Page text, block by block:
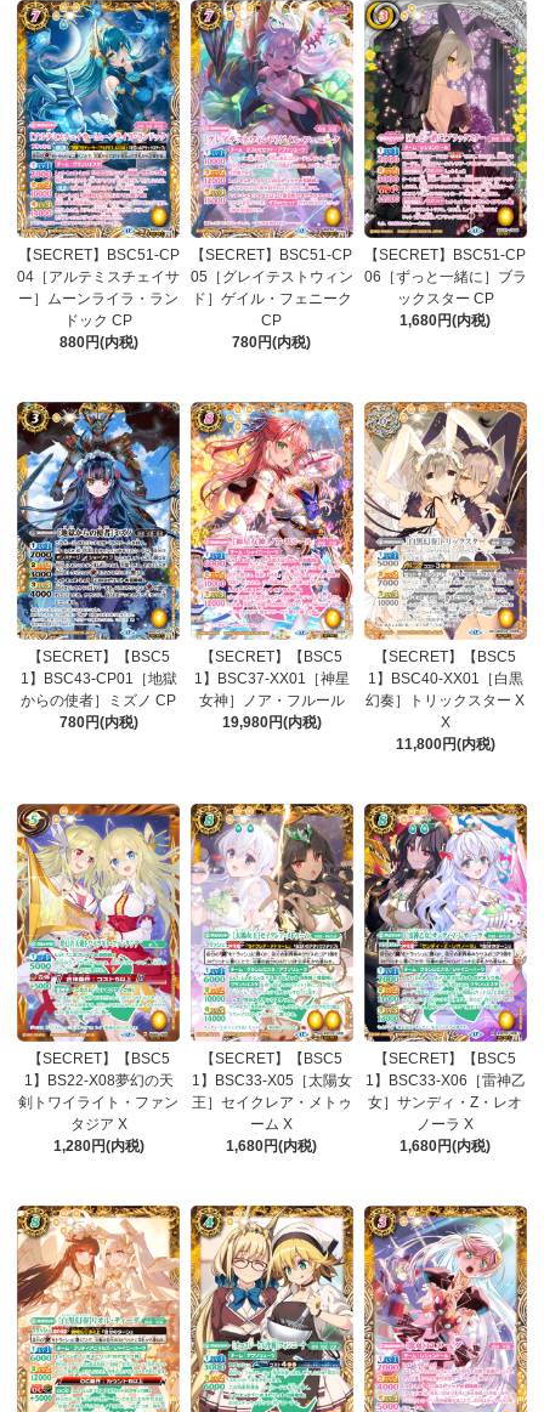
【SECRET】BSC51-CP
04［アルテミスチェイサ
ー］ムーンライラ・ラン
ドック CP
880円(内税)
【SECRET】BSC51-CP
05［グレイテストウィン
ド］ゲイル・フェニーク
CP
780円(内税)
【SECRET】BSC51-CP
06［ずっと一緒に］ブラ
ックスター CP
1,680円(内税)
【SECRET】【BSC5
1】BSC43-CP01［地獄
からの使者］ミズノ CP
780円(内税)
【SECRET】【BSC5
1】BSC37-XX01［神星
女神］ノア・フルール
19,980円(内税)
【SECRET】【BSC5
1】BSC40-XX01［白黒
幻奏］トリックスター X
X
11,800円(内税)
【SECRET】【BSC5
1】BS22-X08夢幻の天
剣トワイライト・ファン
タジア X
1,280円(内税)
【SECRET】【BSC5
1】BSC33-X05［太陽女
王］セイクレア・メトゥ
ーム X
1,680円(内税)
【SECRET】【BSC5
1】BSC33-X06［雷神乙
女］サンディ・Z・レオ
ノーラ X
1,680円(内税)